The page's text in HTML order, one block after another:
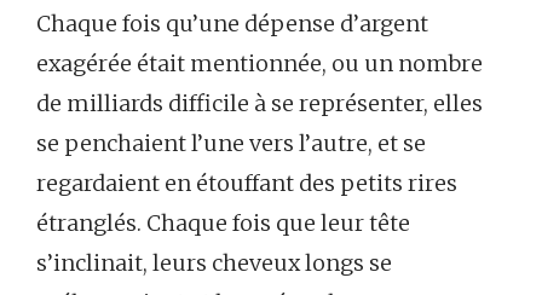
Chaque fois qu’une dépense d’argent
exagérée était mentionnée, ou un nombre
de milliards difficile à se représenter, elles
se penchaient l’une vers l’autre, et se
regardaient en étouffant des petits rires
étranglés. Chaque fois que leur tête
s’inclinait, leurs cheveux longs se